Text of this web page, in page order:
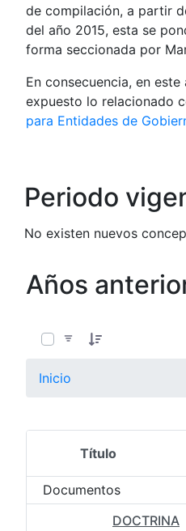
de compilación, a partir
del año 2015, esta se
forma seccionada por
En consecuencia, en
expuesto lo relacionado
para Entidades de
Periodo
No existen nuevos
Años
Inicio
Selección del elemento
Título
Documentos
DOCTRINA